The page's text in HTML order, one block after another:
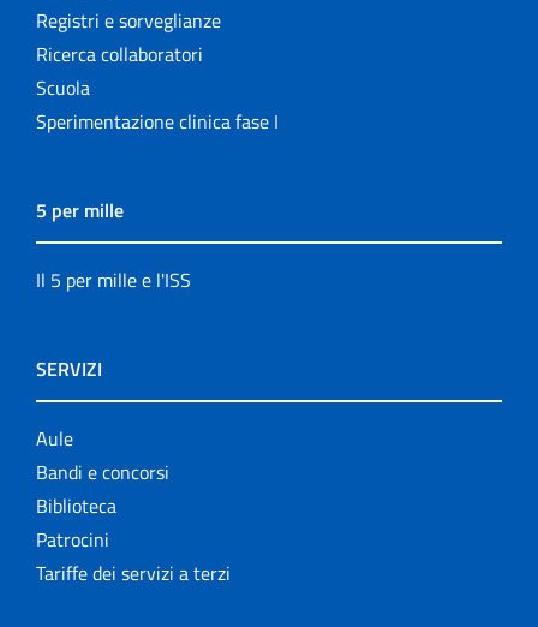
Registri e sorveglianze
Ricerca collaboratori
Scuola
Sperimentazione clinica fase I
5 per mille
Il 5 per mille e l'ISS
SERVIZI
Aule
Bandi e concorsi
Biblioteca
Patrocini
Tariffe dei servizi a terzi